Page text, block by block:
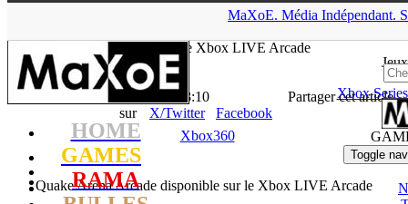
MaXoE. Média Indépendant.
HOME
GAMES
RAMA
Jeux
Xbox
Toggle
disponible sur le Xbox LIVE Arcade
- 16.12.10, 13:10
Partager cet article
sur
X/Twitter
Facebook
Xbox360
Quake Arena Arcade disponible sur le Xbox LIVE Arcade